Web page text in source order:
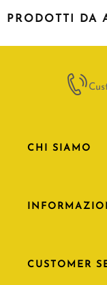
PRODOTTI DA
CHI SIAMO
CUSTOMER